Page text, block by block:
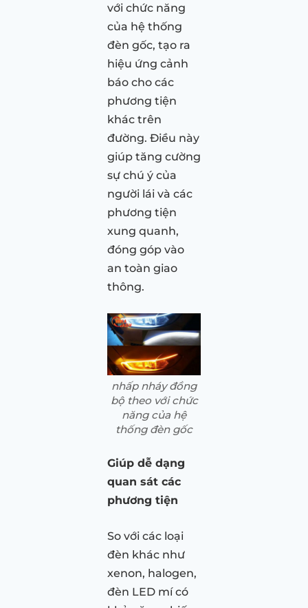
với chức năng
của hệ thống
đèn gốc, tạo ra
hiệu ứng cảnh
báo cho các
phương tiện
khác trên
đường. Điều này
giúp tăng cường
sự chú ý của
người lái và các
phương tiện
xung quanh,
đóng góp vào
an toàn giao
thông.
nhấp nháy đồng
bộ theo với chức
năng của hệ
thống đèn gốc
Giúp dễ dạng
quan sát các
phương tiện
So với các loại
đèn khác như
xenon, halogen,
đèn LED mí có